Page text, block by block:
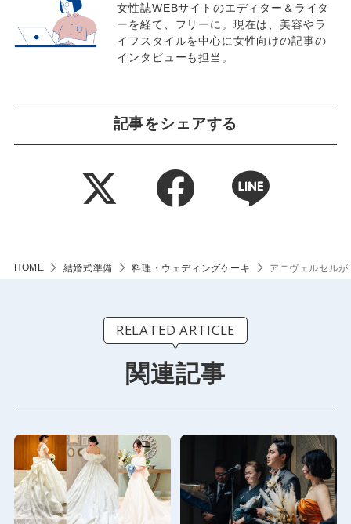
女性誌WEBサイトのエディター＆ライタ
ーを経て、フリーに。現在は、美容やラ
イフスタイルを中心に女性向けの記事の
インタビューも担当。
記事をシェアする
HOME 結婚式準備 料理・ウェディングケーキ アニヴェルセル
RELATED ARTICLE
関連記事